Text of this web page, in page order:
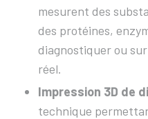
mesurent des
des protéines,
diagnostiquer ou
réel.
Impression 3D de
technique